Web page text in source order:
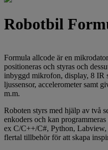
Robotbil
Formula allcode är en
positioneras och styras och
inbyggd mikrofon, display, 8 IR
ljussensor, accelerometer samt
m.m.
Roboten styrs med hjälp av två
enkoders och kan
ex C/C++/C#, Python,
flertal tillbehör för att skapa